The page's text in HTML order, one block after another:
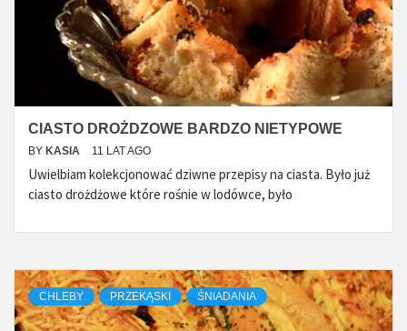
CIASTO DROŻDZOWE BARDZO NIETYPOWE
BY KASIA 11 LAT AGO
Uwielbiam kolekcjonować dziwne przepisy na ciasta. Było już
ciasto drożdżowe które rośnie w lodówce, było
CHLEBY PRZEKĄSKI ŚNIADANIA